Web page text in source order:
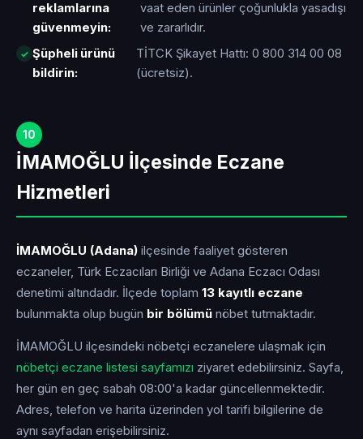
reklamlarına
güvenmeyin:
vaat eden ürünler çoğunlukla yasadışı
ve zararlıdır.
Şüpheli ürünü
bildirin:
TİTCK Şikayet Hattı: 0 800 314 00 08
(ücretsiz).
10
İMAMOĞLU İlçesinde Eczane
Hizmetleri
İMAMOĞLU (Adana) ilçesinde faaliyet gösteren
eczaneler, Türk Eczacıları Birliği ve Adana Eczacı Odası
denetimi altındadır. İlçede toplam 13 kayıtlı eczane
bulunmakta olup bugün bir bölümü nöbet tutmaktadır.
İMAMOĞLU ilçesindeki nöbetçi eczanelere ulaşmak için
nöbetçi eczane listesi sayfamızı ziyaret edebilirsiniz. Sayfa,
her gün en geç sabah 08:00'a kadar güncellenmektedir.
Adres, telefon ve harita üzerinden yol tarifi bilgilerine de
aynı sayfadan erişebilirsiniz.